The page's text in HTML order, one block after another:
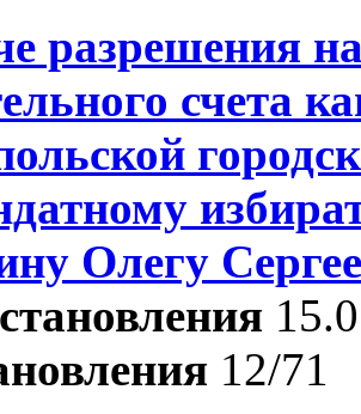
разрешения
счета
Олегу
12/71